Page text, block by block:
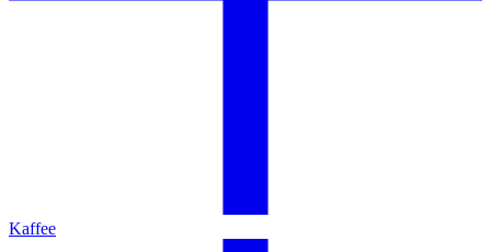
Kaffee